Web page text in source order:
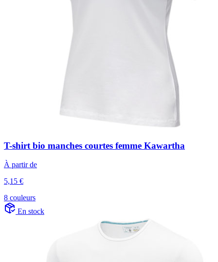
T-shirt bio manches courtes femme Kawartha
À partir de
5,15 €
8 couleurs
En stock